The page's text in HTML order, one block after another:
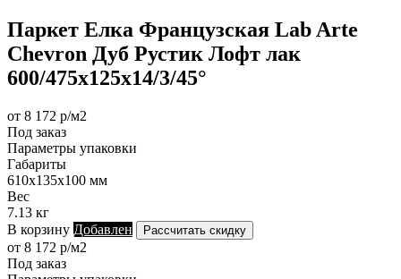
Паркет Елка Французская Lab Arte
Chevron Дуб Рустик Лофт лак
600/475х125х14/3/45°
от 8 172 р/м2
Под заказ
Параметры упаковки
Габариты
610х135х100 мм
Вес
7.13 кг
В корзину Добавлен Рассчитать скидку
от 8 172 р/м2
Под заказ